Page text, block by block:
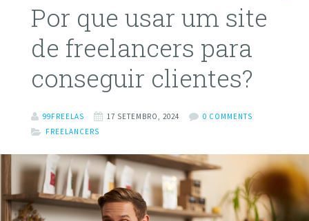
Por que usar um site
de freelancers para
conseguir clientes?
99FREELAS 17 SETEMBRO, 2024
0 COMMENTS
FREELANCERS